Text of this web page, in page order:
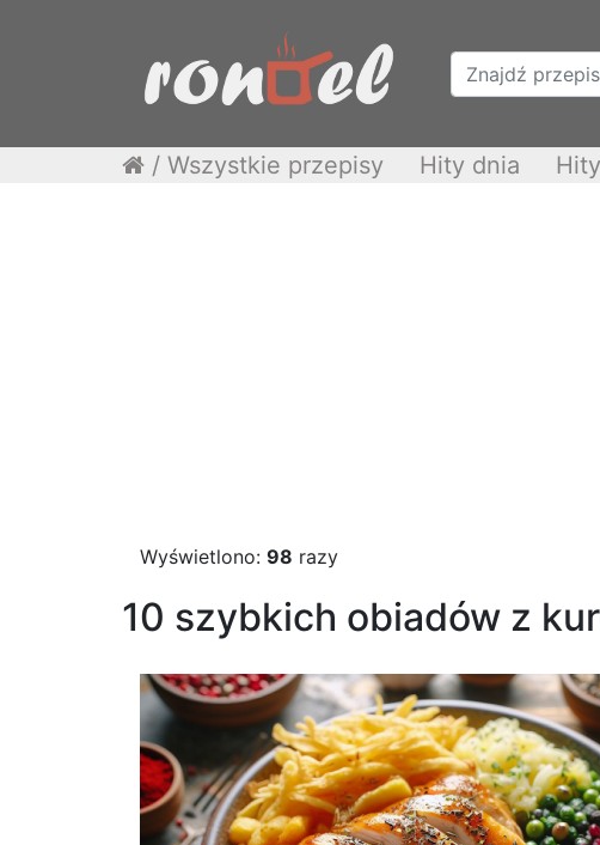
/ Wszystkie przepisy Hity dnia
Wyświetlono: 98 razy
10 szybkich obiadów z